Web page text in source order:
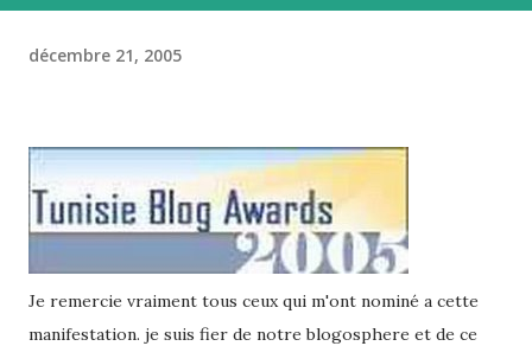
décembre 21, 2005
Je remercie vraiment tous ceux qui m'ont nominé a cette
manifestation. je suis fier de notre blogosphere et de ce